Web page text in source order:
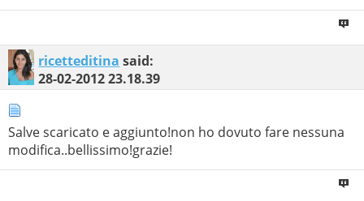
ricetteditina said:
28-02-201223.18.39
Salve scaricato e aggiunto!non ho dovuto fare nessuna
modifica..bellissimo!grazie!